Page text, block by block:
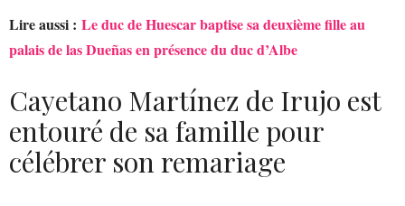
Lire aussi : Le duc de Huescar baptise sa deuxième fille au
palais de las Dueñas en présence du duc d’Albe
Cayetano Martínez de Irujo est
entouré de sa famille pour
célébrer son remariage